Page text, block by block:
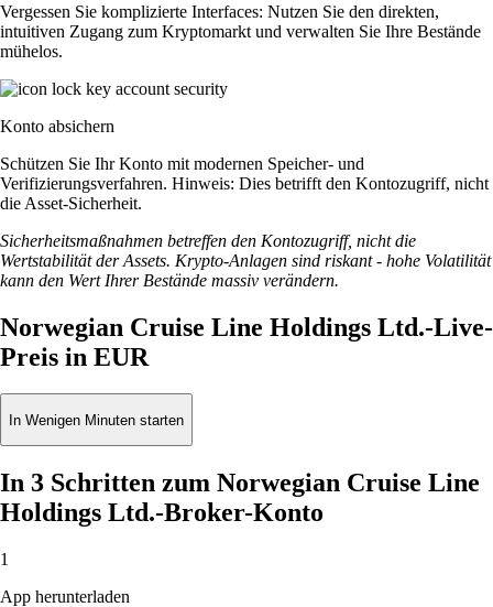
Vergessen Sie komplizierte Interfaces: Nutzen Sie den direkten,
intuitiven Zugang zum Kryptomarkt und verwalten Sie Ihre Bestände
mühelos.
Konto absichern
Schützen Sie Ihr Konto mit modernen Speicher- und
Verifizierungsverfahren. Hinweis: Dies betrifft den Kontozugriff, nicht
die Asset-Sicherheit.
Sicherheitsmaßnahmen betreffen den Kontozugriff, nicht die
Wertstabilität der Assets. Krypto-Anlagen sind riskant - hohe Volatilität
kann den Wert Ihrer Bestände massiv verändern.
Norwegian Cruise Line Holdings Ltd.-Live-
Preis in EUR
In Wenigen Minuten starten
In 3 Schritten zum Norwegian Cruise Line
Holdings Ltd.-Broker-Konto
1
App herunterladen